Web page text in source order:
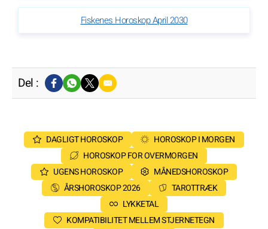
Fiskenes Horoskop April 2030
Del :
DAGLIGT HOROSKOP
HOROSKOP I MORGEN
HOROSKOP FOR OVERMORGEN
UGENS HOROSKOP
MÅNEDSHOROSKOP
ÅRSHOROSKOP 2026
TAROTTRÆK
LYKKETAL
KOMPATIBILITET MELLEM STJERNETEGN